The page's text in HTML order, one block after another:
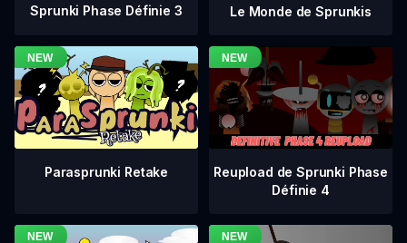
Sprunki Phase Définie 3 Le Monde de Sprunkis
Parasprunki Retake
Reupload de Sprunki Phase
Définie 4